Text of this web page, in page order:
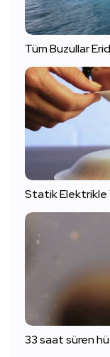
Tüm Buzullar
Statik Elektrikle
33 saat süren